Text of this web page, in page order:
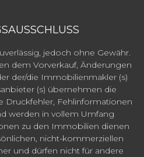
jedoch ohne Gewähr.
dem Vorverkauf, Änderungen
der/die Immobilienmakler (s)
(s) übernehmen die
Druckfehler, Fehlinformationen
werden in vollem Umfang
zu den Immobilien dienen
nicht-kommerziellen
und dürfen nicht für andere